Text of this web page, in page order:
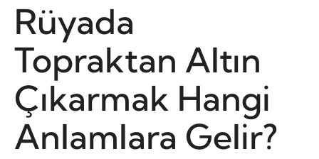
Rüyada
Topraktan Altın
Çıkarmak Hangi
Anlamlara Gelir?